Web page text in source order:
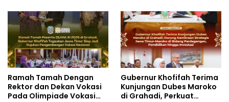
serta Semangat
Kebangsaan
Imams Conference_ (IGIC)
2026: Dukung Penguatan
Peran Masjid sebagai
Pusat Peradaban,
Diplomasi Keagamaan
dan Perdamaian Global
Ramah Tamah Dengan
Rektor dan Dekan Vokasi
Pada Olimpiade Vokasi
Gubernur Khofifah Terima
Kunjungan Dubes Maroko
di Grahadi, Perkuat